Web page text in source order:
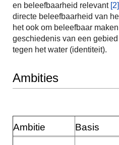
en beleefbaarheid relevant [2]
directe beleefbaarheid van
het ook om beleefbaar
geschiedenis van een
tegen het water (identiteit).
Ambities
Ambitie Basis